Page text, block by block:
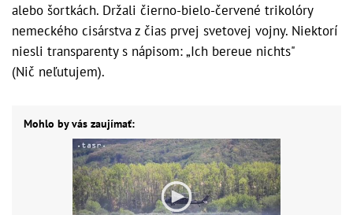
alebo šortkách. Držali čierno-bielo-červené trikolóry
nemeckého cisárstva z čias prvej svetovej vojny. Niektorí
niesli transparenty s nápisom: „Ich bereue nichts"
(Nič neľutujem).
Mohlo by vás zaujímať: